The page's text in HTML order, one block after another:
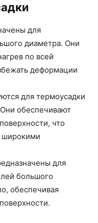
для
диаметра. Они
по всей
деформации
для термоусадки
обеспечивают
что
широкими
для
большого
обеспечивая